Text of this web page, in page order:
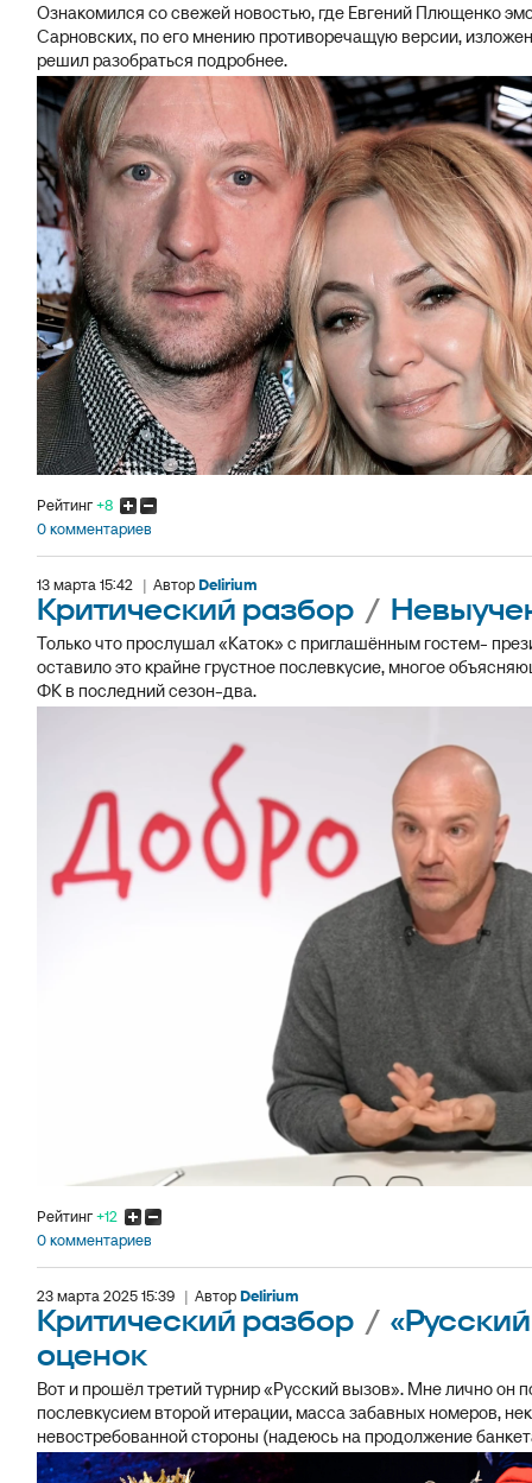
Ознакомился со свежей новостью, где Евгений Плющенко
Сарновских, по его мнению противоречащую версии,
решил разобраться подробнее.
Рейтинг+8
0 комментариев
13 марта 15:42 | АвторDelirium
Критический разбор /
Только что прослушал «Каток» с приглашённым гостем-
оставило это крайне грустное послевкусие, многое
ФК в последний сезон-два.
Рейтинг+12
0 комментариев
23 марта 2025 15:39 | АвторDelirium
Критический разбор /
оценок
Вот и прошёл третий турнир «Русский вызов». Мне лично
послевкусием второй итерации, масса забавных номеров,
невостребованной стороны (надеюсь на продолжение